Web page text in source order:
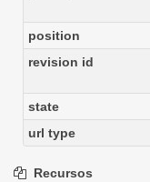
position
revision id
state
url type
Recursos